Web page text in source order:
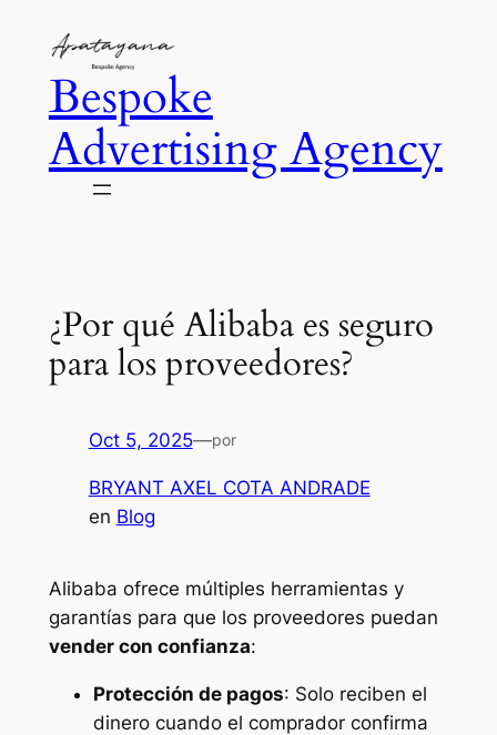
contenido
Bespoke
Advertising Agency
¿Por qué Alibaba es seguro
para los proveedores?
Oct 5, 2025—por
BRYANT AXEL COTA ANDRADE
en Blog
Alibaba ofrece múltiples herramientas y
garantías para que los proveedores puedan
vender con confianza:
Protección de pagos: Solo reciben el
dinero cuando el comprador confirma